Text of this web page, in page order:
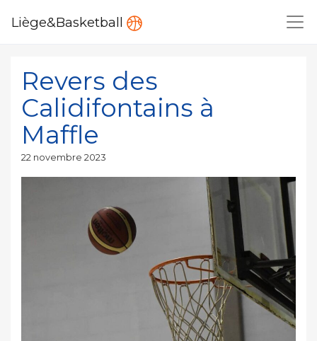
Liège&Basketball
Revers des
Calidifontains à
Maffle
Publié
22 novembre 2023